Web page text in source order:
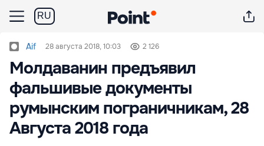
RU
Aif 28 августа 2018, 10:03 2 126
Молдаванин предъявил
фальшивые документы
румынским пограничникам, 28
Августа 2018 года